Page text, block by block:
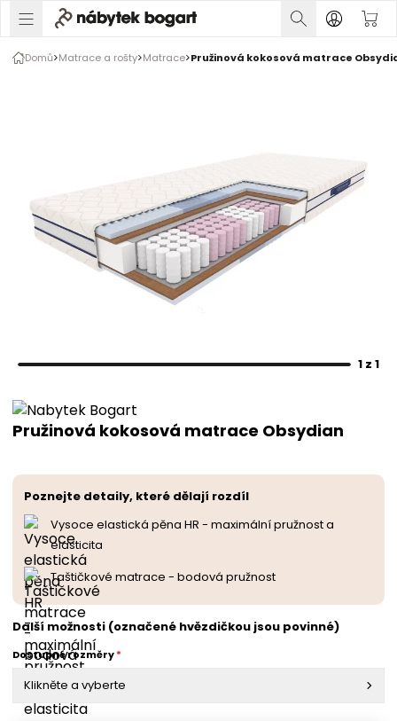
Domů Matrace a rošty Matrace Pružinová kokosová matrace
1 z 1
Pružinová kokosová matrace Obsydian
Poznejte detaily, které dělají rozdíl
Vysoce elastická pěna HR - maximální pružnost a
elasticita
Taštičkové matrace - bodová pružnost
Další možnosti (označené hvězdičkou jsou povinné)
Dostupné rozměry*
Klikněte a vyberte